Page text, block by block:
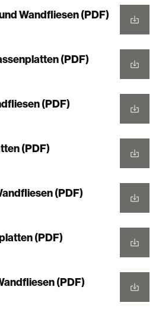
Wandfliesen (PDF)
(PDF)
(PDF)
(PDF)
(PDF)
(PDF)
(PDF)